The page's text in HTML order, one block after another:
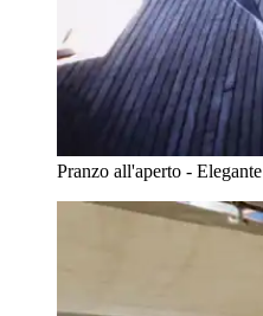
Pranzo all'aperto - Elegante